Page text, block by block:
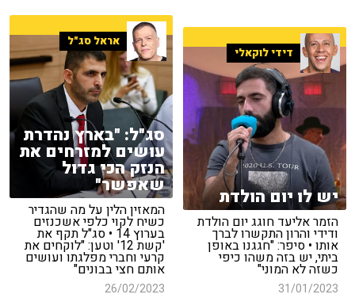
אראל סג"ל
סג"ל: "בארץ נהדרת
עושים למזרחים את
הנזק הכי גדול
שאפשר"
המאזין הלין על מה שהגדיר
כשיח לקוי כלפי אשכנזים
בערוץ 14 • סג"ל תקף את
'קשת 12' וטען: "לוקחים את
קרעי וחברי מפלגתו ועושים
אותם חצי בבונים"
26/02/2023
דידי לוקאלי
יש לו יום הולדת
הזמר אליעד חוגג יום הולדת
ודידי והרון התקשרו לברך
אותו • סיפר: "חגגנו באופן
ביתי, יש בזה משהו כיפי
כשזה לא המוני"
31/01/2023